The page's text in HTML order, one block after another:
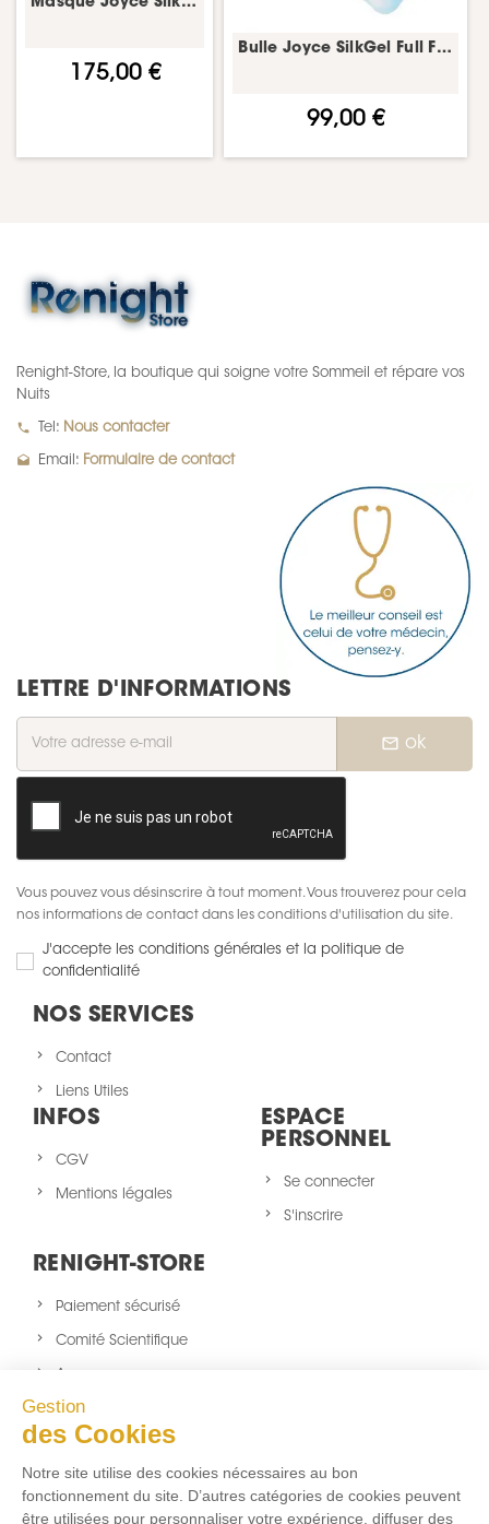
Gestion
des Cookies
Notre site utilise des cookies nécessaires au bon
fonctionnement du site. D’autres catégories de cookies peuvent
être utilisées pour personnaliser votre expérience, diffuser des
175,00 €
Bulle Joyce SilkGel Full Face – bulle/coussin masque CPAP – Löwenstein
99,00 €
Renight-Store, la boutique qui soigne votre Sommeil et répare vos
Nuits
local_phone Tel: Nous contacter
drafts Email: Formulaire de contact
LETTRE D'INFORMATIONS
mail_outline ok
Vous pouvez vous désinscrire à tout moment. Vous trouverez pour cela
nos informations de contact dans les conditions d'utilisation du site.
J'accepte les conditions générales et la politique de
confidentialité
NOS SERVICES
Contact
Liens Utiles
INFOS
CGV
Mentions légales
ESPACE
PERSONNEL
Se connecter
S'inscrire
RENIGHT-STORE
Paiement sécurisé
Comité Scientifique
A propos
Nouveaux produits
sitemap
NOUS SUIVRE